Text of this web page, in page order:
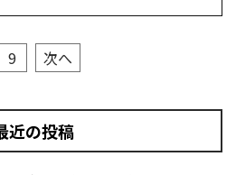
9 次へ
近の投稿